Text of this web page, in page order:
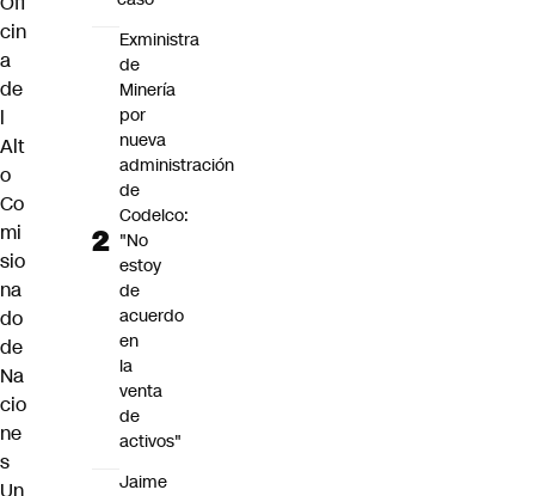
cin
a
de
l
Alt
o
Co
mi
sio
na
do
de
Na
cio
ne
s
Exministra
de
Minería
por
nueva
administración
de
Codelco:
"No
estoy
de
acuerdo
en
la
venta
de
activos"
Jaime